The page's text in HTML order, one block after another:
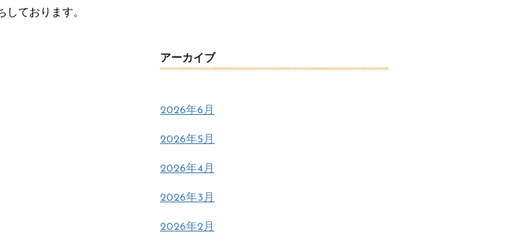
ております。
アーカイブ
2026年6月
2026年5月
2026年4月
2026年3月
2026年2月